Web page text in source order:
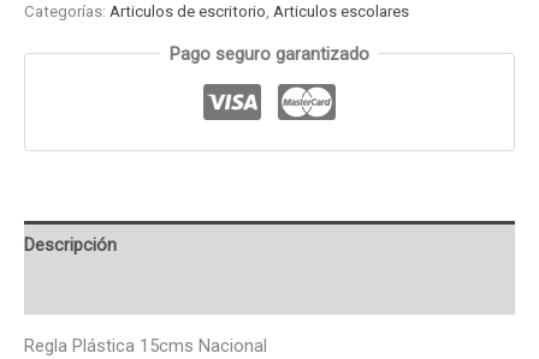
Categorías: Articulos de escritorio, Articulos escolares
Pago seguro garantizado
Descripción
Regla Plástica 15cms Nacional